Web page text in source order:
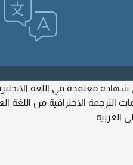
معتمدة في اللغة
الترجمة الاحترافية من اللغة
العربية